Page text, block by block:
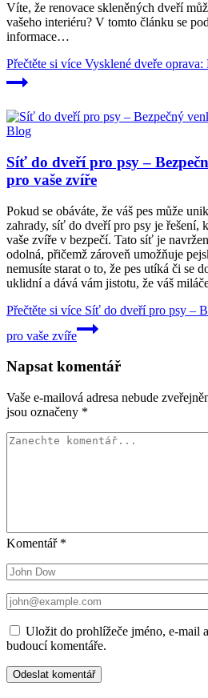
Víte, že renovace skleněných dveří
vašeho interiéru? V tomto článku se
informace…
Přečtěte si více Vysklené dveře
Blog
Síť do dveří pro psy –
pro vaše zvíře
Pokud se obáváte, že váš pes může
zahrady, síť do dveří pro psy je řešení,
vaše zvíře v bezpečí. Tato síť je
odolná, přičemž zároveň umožňuje
nemusíte starat o to, že pes utíká či se
uklidní a dává vám jistotu, že váš
Přečtěte si více Síť do dveří pro psy –
pro vaše zvíře
Napsat komentář
Vaše e-mailová adresa nebude
jsou označeny *
Komentář *
Uložit do prohlížeče jméno, e-mail
budoucí komentáře.